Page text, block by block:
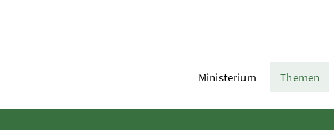
Ministerium Themen